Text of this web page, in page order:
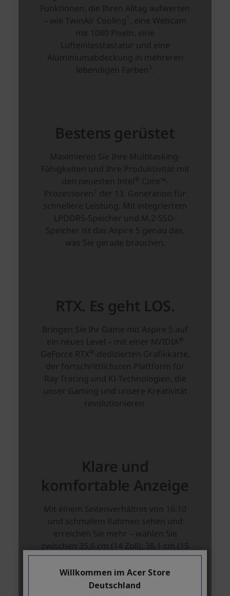
Willkommen im Acer Store
Deutschland